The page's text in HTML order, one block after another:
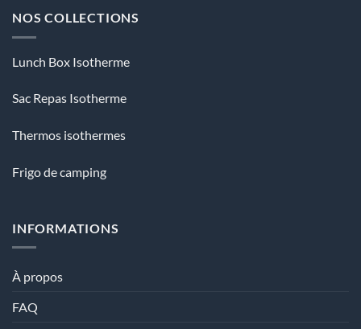
NOS COLLECTIONS
Lunch Box Isotherme
Sac Repas Isotherme
Thermos isothermes
Frigo de camping
INFORMATIONS
À propos
FAQ